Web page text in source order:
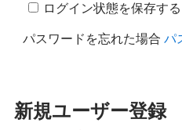
ログイン状態を保存する
パスワードを忘れた場合 パ
新規ユーザー登録